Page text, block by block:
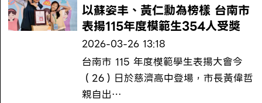
以蘇姿丰、黃仁勳為榜樣 台南市
表揚115年度模範生354人受獎
2026-03-26 13:18
台南市 115 年度模範學生表揚大會今
（26）日於慈濟高中登場，市長黃偉哲
親自出…